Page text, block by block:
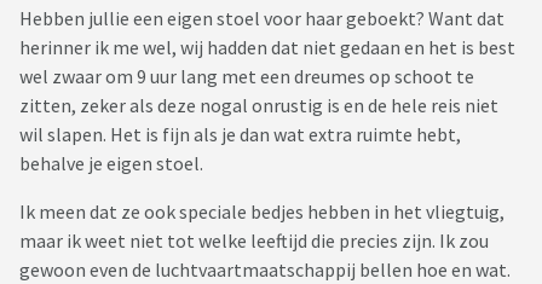
Hebben jullie een eigen stoel voor haar geboekt? Want dat
herinner ik me wel, wij hadden dat niet gedaan en het is best
wel zwaar om 9 uur lang met een dreumes op schoot te
zitten, zeker als deze nogal onrustig is en de hele reis niet
wil slapen. Het is fijn als je dan wat extra ruimte hebt,
behalve je eigen stoel.
Ik meen dat ze ook speciale bedjes hebben in het vliegtuig,
maar ik weet niet tot welke leeftijd die precies zijn. Ik zou
gewoon even de luchtvaartmaatschappij bellen hoe en wat.